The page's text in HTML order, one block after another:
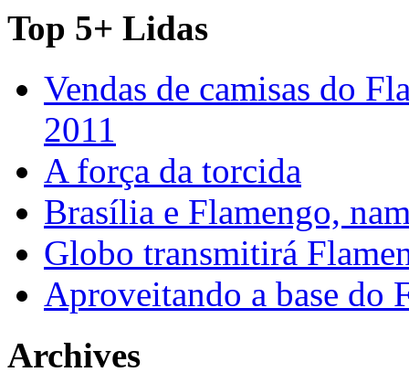
Top 5+ Lidas
Vendas de camisas do
2011
A força da torcida
Brasília e Flamengo,
Globo transmitirá
Aproveitando a base do
Archives